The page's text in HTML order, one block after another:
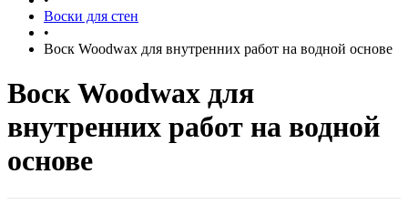
Воски для стен
•
Воск Woodwax для внутренних работ на водной основе
Воск Woodwax для
внутренних работ на водной
основе